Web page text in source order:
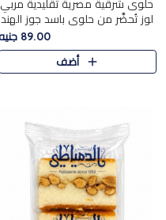
حلوى شرقية مصرية تقليدية مربي
لوز تُحضَّر من حلوى باسد جوز الهند
بقوام طري ومذاق غني، وتُزين
وتغطاه بقطع اللوز الفاخر التي
تضيف لمسة مميزة م..
89.00 جنيه
أضف